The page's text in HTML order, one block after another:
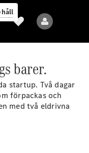
barer.
startup. Två dagar
förpackas och
med två eldrivna